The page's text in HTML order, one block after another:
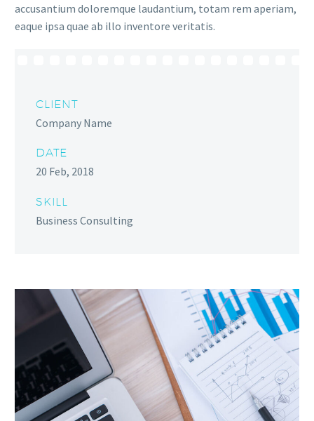
accusantium doloremque laudantium, totam rem aperiam,
eaque ipsa quae ab illo inventore veritatis.
CLIENT
Company Name
DATE
20 Feb, 2018
SKILL
Business Consulting